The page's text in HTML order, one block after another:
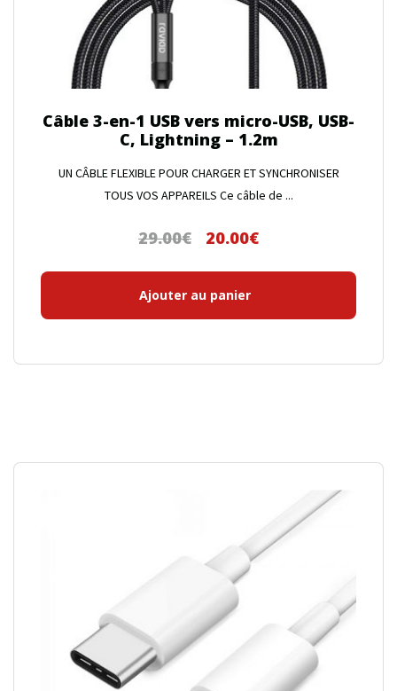
Câble 3-en-1 USB vers micro-USB, USB-
C, Lightning – 1.2m
UN CÂBLE FLEXIBLE POUR CHARGER ET SYNCHRONISER
TOUS VOS APPAREILS Ce câble de ...
29.00€
Le
initial
était :
20.00€
est :
Ajouter au panier